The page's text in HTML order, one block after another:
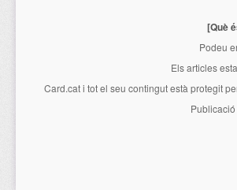
[Què
Podeu
Els articles
Card.cati tot el seu contingut està protegit